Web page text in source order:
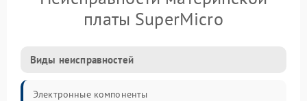
платы SuperMicro
Виды неисправностей
Электронные компоненты